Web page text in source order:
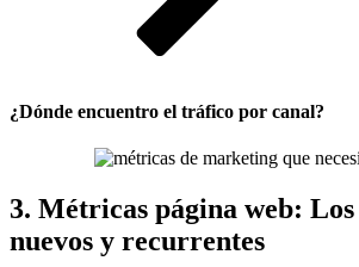
¿Dónde encuentro el tráfico por canal?
3. Métricas página web:
nuevos y recurrentes